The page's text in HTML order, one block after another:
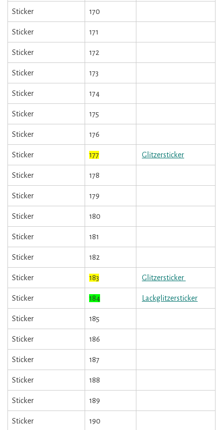
Sticker 170
Sticker 171
Sticker 172
Sticker 173
Sticker 174
Sticker 175
Sticker 176
Sticker 177 Glitzersticker
Sticker 178
Sticker 179
Sticker 180
Sticker 181
Sticker 182
Sticker 183 Glitzersticker
Sticker 184 Lackglitzersticker
Sticker 185
Sticker 186
Sticker 187
Sticker 188
Sticker 189
Sticker 190